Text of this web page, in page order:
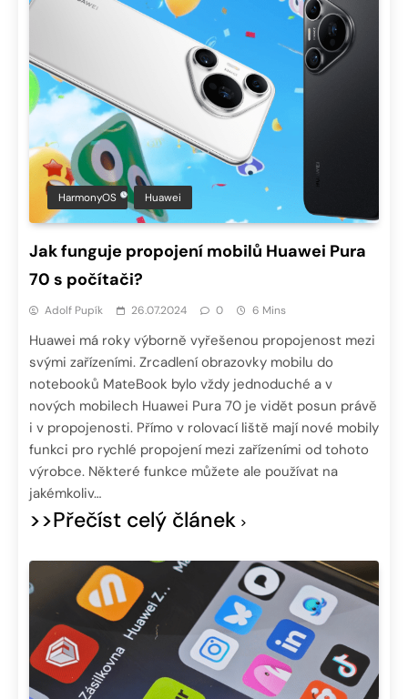
HarmonyOS Huawei
Jak funguje propojení mobilů Huawei Pura
70 s počítači?
Adolf Pupík 26.07.2024 0 6 Mins
Huawei má roky výborně vyřešenou propojenost mezi
svými zařízeními. Zrcadlení obrazovky mobilu do
notebooků MateBook bylo vždy jednoduché a v
nových mobilech Huawei Pura 70 je vidět posun právě
i v propojenosti. Přímo v rolovací liště mají nové mobily
funkci pro rychlé propojení mezi zařízeními od tohoto
výrobce. Některé funkce můžete ale používat na
jakémkoliv…
>>Přečíst celý článek